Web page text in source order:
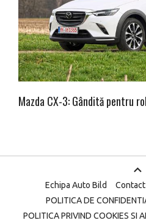
Mazda CX-3: Gândită pentru
Echipa Auto Bild Contact
POLITICA DE
POLITICA PRIVIND COOKIES SI